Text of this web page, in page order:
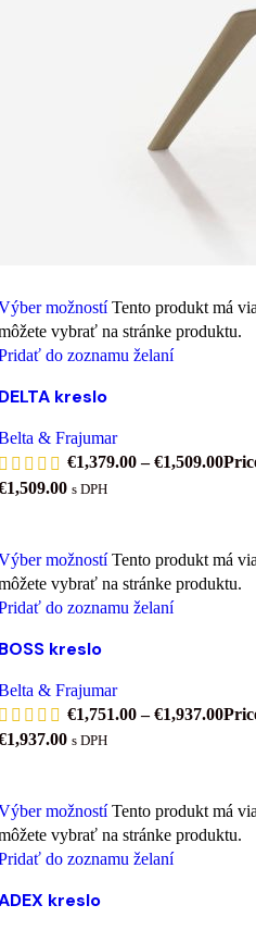
možností Tento produkt má
vybrať na stránke produktu.
do zoznamu želaní
kreslo
& Frajumar
€1,379.00 – €1,509.00
s DPH
možností Tento produkt má
vybrať na stránke produktu.
do zoznamu želaní
kreslo
& Frajumar
€1,751.00 – €1,937.00
s DPH
možností Tento produkt má
vybrať na stránke produktu.
do zoznamu želaní
kreslo